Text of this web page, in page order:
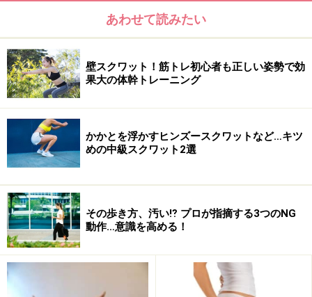
プールのなかで運動をすると、本当に痩せ
る？
プールのなかで運動！
出典： 水中運動で効率的に脂肪燃焼＆リフレッシュ！
[簡単ダイエット] All About
水中は、浮力・水圧といった力を受けながら運動するた
め、日常生活とは違う環境・違う動きにより鍛えること
ができます。水と空気の密度を比べると水の方が大き
く、同じ速度・姿勢で移動をしても、水中では約800倍
あわせて読みたい
壁スクワット！筋トレ初心者も正しい姿勢で効
果大の体幹トレーニング
かかとを浮かすヒンズースクワットなど…キツ
めの中級スクワット2選
その歩き方、汚い⁉ プロが指摘する3つのNG
動作…意識を高める！